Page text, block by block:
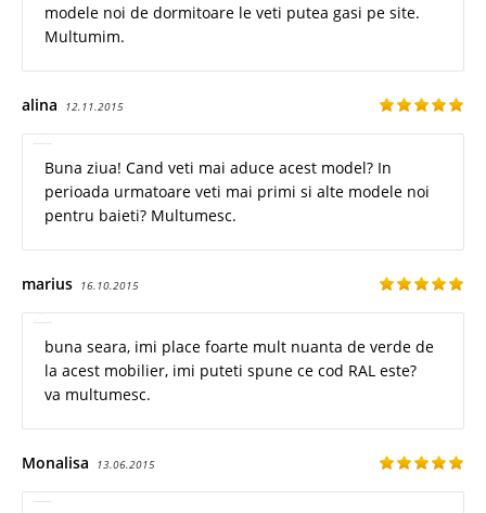
modele noi de dormitoare le veti putea gasi pe site.
Multumim.
alina 12.11.2015
Buna ziua! Cand veti mai aduce acest model? In
perioada urmatoare veti mai primi si alte modele noi
pentru baieti? Multumesc.
marius 16.10.2015
buna seara, imi place foarte mult nuanta de verde de
la acest mobilier, imi puteti spune ce cod RAL este?
va multumesc.
Monalisa 13.06.2015